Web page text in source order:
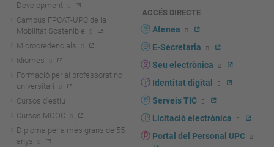
Development
Campus FPCAT-UPC de la
Mobilitat Sostenible
Microcredencials
Idiomes
Formació per al professorat no
universitari
Cursos d'estiu
Cursos MOOC
Diploma per a més grans de 55
anys
ACCÉS DIRECTE
Atenea
E-Secretaria
Seu electrònica
Identitat digital
Serveis TIC
Licitació electrònica
Portal del Personal UPC